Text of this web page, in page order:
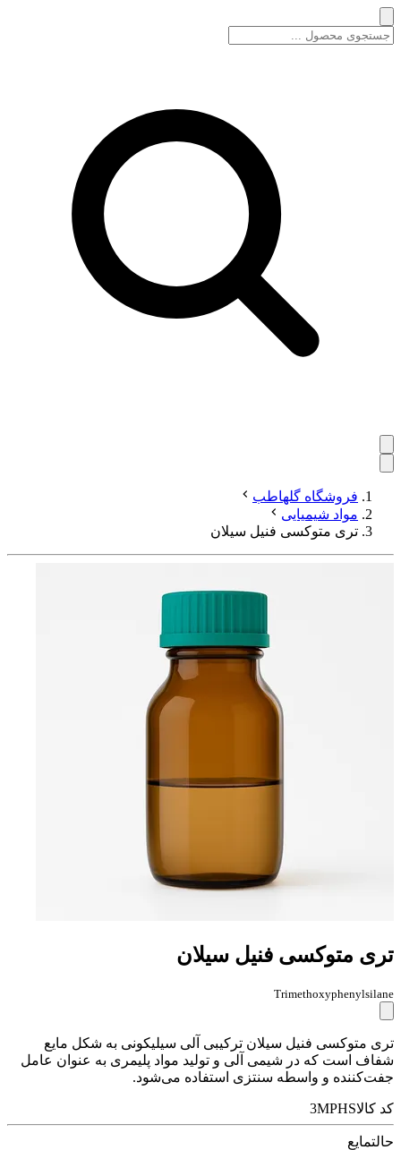
فروشگاه گلهاطب
مواد شیمیایی
تری متوکسی فنیل سیلان
تری متوکسی فنیل سیلان
Trimethoxyphenylsilane
تری متوکسی فنیل سیلان ترکیبی آلی سیلیکونی به شکل مایع
شفاف است که در شیمی آلی و تولید مواد پلیمری به عنوان عامل
جفت‌کننده و واسطه سنتزی استفاده می‌شود.
کد کالا3MPHS
حالتمایع